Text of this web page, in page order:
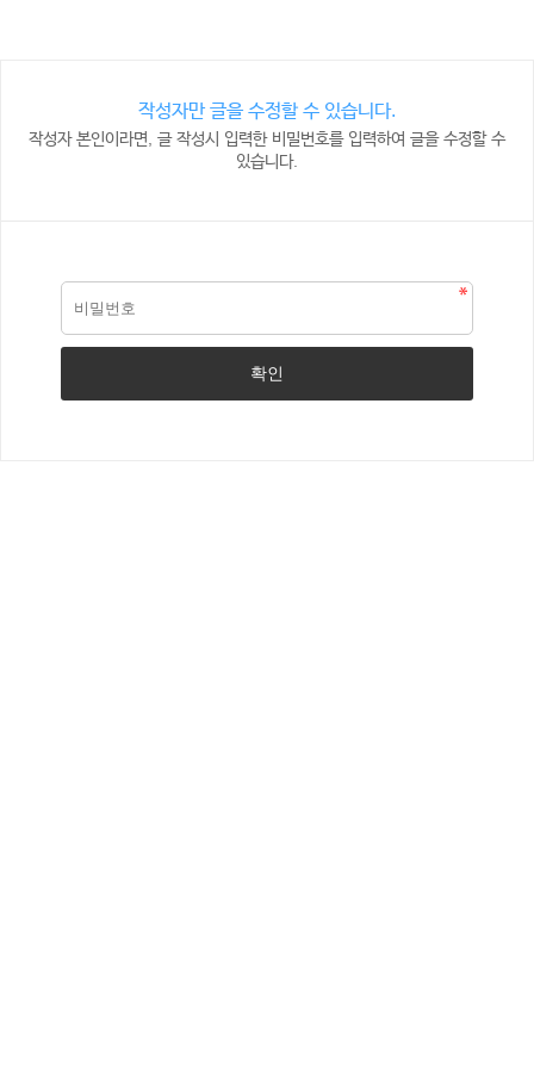
작성자만 글을 수정할 수 있습니다.
작성자 본인이라면, 글 작성시 입력한 비밀번호를 입력하여 글을 수정할 수
있습니다.